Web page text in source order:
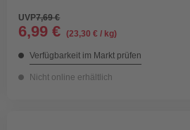
UVP7,69 €
6,99 € (23,30 € / kg)
Verfügbarkeit im Markt prüfen
Nicht online erhältlich